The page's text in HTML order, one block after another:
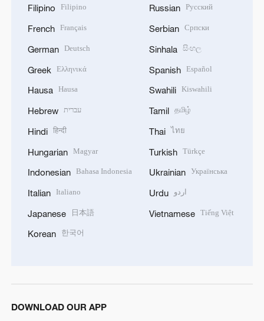
Filipino Filipino
French Français
German Deutsch
Greek Ελληνικά
Hausa Hausa
Hebrew עברית
Hindi हिन्दी
Hungarian Magyar
Indonesian Bahasa Indonesia
Italian Italiano
Japanese 日本語
Korean 한국어
Russian Русский
Serbian Српски
Sinhala සිංහල
Spanish Español
Swahili Kiswahili
Tamil தமிழ்
Thai ไทย
Turkish Türkçe
Ukrainian Українська
Urdu اردو
Vietnamese Tiếng Việt
DOWNLOAD OUR APP